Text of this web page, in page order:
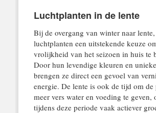
Luchtplanten in de lente
Bij de overgang van winter naar
luchtplanten een uitstekende keuze
vrolijkheid van het seizoen in huis te
Door hun levendige kleuren en
brengen ze direct een gevoel van
energie. De lente is ook de tijd om de
meer vers water en voeding te geven,
tijdens deze periode vaak actiever